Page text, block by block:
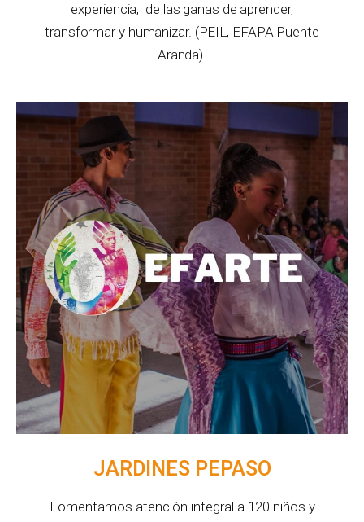
experiencia, de las ganas de aprender,
transformar y humanizar. (PEIL, EFAPA Puente
Aranda).
JARDINES PEPASO
Fomentamos atención integral a 120 niños y